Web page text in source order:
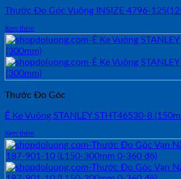
Thước Đo Góc Vuông INSIZE 4796-
Xem thêm
Thước Đo Góc
Ê Ke Vuông STANLEY STHT46530-8
Xem thêm